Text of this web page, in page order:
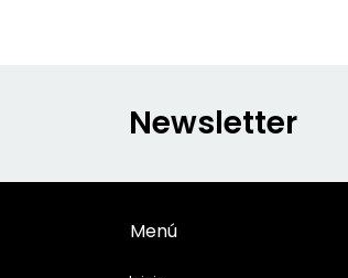
Newsletter
Menú